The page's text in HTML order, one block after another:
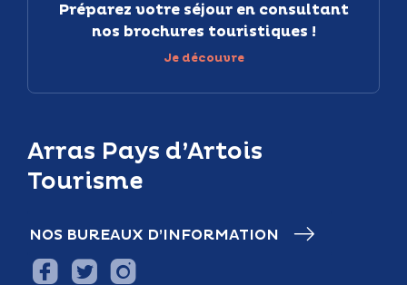
Arras Pays d’Artois
Tourisme
NOS BUREAUX D’INFORMATION
Préparez votre séjour en consultant
nos brochures touristiques !
Je découvre